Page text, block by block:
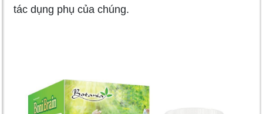
tác dụng phụ của chúng.